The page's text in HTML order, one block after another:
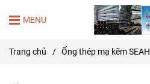
MENU
Trang chủ / Ống thép mạ kẽm SEAH